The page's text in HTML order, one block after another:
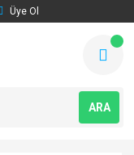
Üye Ol
ARA